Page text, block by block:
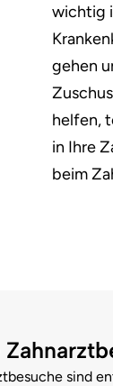
wichtig
gehen
helfen,
in Ihre
beim
sind